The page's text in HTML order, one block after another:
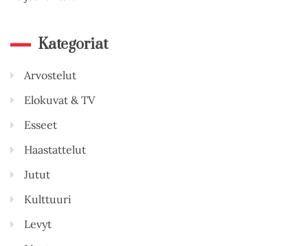
Kategoriat
Arvostelut
Elokuvat & TV
Esseet
Haastattelut
Jutut
Kulttuuri
Levyt